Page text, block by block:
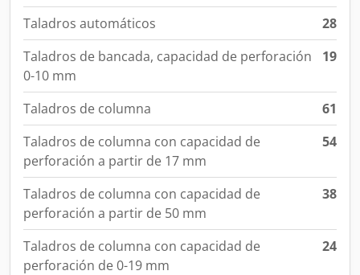
Taladros automáticos
28
Taladros de bancada, capacidad de perforación
0-10 mm
19
Taladros de columna
61
Taladros de columna con capacidad de
perforación a partir de 17 mm
54
Taladros de columna con capacidad de
perforación a partir de 50 mm
38
Taladros de columna con capacidad de
perforación de 0-19 mm
24